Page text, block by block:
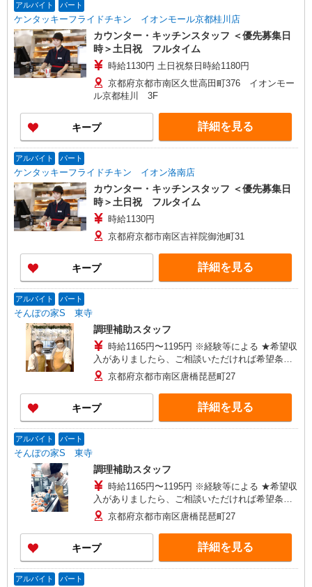
アルバイト パート
ケンタッキーフライドチキン イオンモール京都桂川店
カウンター・キッチンスタッフ ＜優先募集日
時＞土日祝 フルタイム
時給1130円 土日祝祭日時給1180円
京都府京都市南区久世高田町376 イオンモー
ル京都桂川 3F
キープ 詳細を見る
アルバイト パート
ケンタッキーフライドチキン イオン洛南店
カウンター・キッチンスタッフ ＜優先募集日
時＞土日祝 フルタイム
時給1130円
京都府京都市南区吉祥院御池町31
キープ 詳細を見る
アルバイト パート
そんぽの家S 東寺
調理補助スタッフ
時給1165円〜1195円 ※経験等による ★希望収
入がありましたら、ご相談いただければ希望条件
に合うかの確認もいたします。 ★時間外手当別
途支給 ★上記金額は働きがい向上手当を含みま
す。 ★働きがい向上手当※26年6月改定（地域に
より異なる） 社会保険加入者は更に＋30円
京都府京都市南区唐橋琵琶町27
キープ 詳細を見る
アルバイト パート
そんぽの家S 東寺
調理補助スタッフ
時給1165円〜1195円 ※経験等による ★希望収
入がありましたら、ご相談いただければ希望条件
に合うかの確認もいたします。 ★時間外手当別
途支給 ★上記金額は働きがい向上手当を含みま
す。 ★働きがい向上手当※26年6月改定（地域に
より異なる） 社会保険加入者は更に＋30円
京都府京都市南区唐橋琵琶町27
キープ 詳細を見る
アルバイト パート